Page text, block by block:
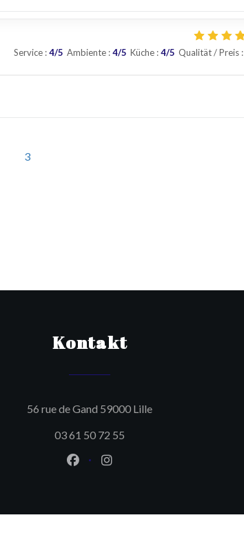
Service: 4/5 Ambiente: 4/5 Küche: 4/5 Qualität / Preis:
3
Kontakt
56 rue de Gand 59000 Lille((öffnet ein neues
03 61 50 72 55
Facebook ((öffnet ein neues
Instagram ((öffnet ein